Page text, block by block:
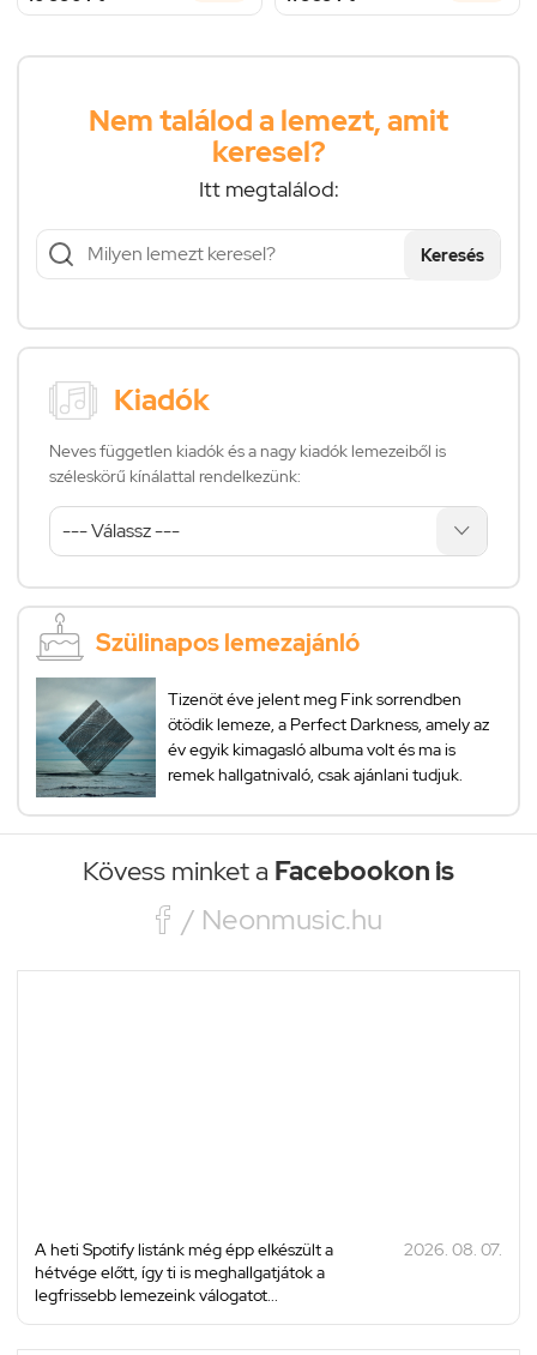
Nem találod a lemezt, amit
keresel?
Itt megtalálod:
Keresés
Kiadók
Neves független kiadók és a nagy kiadók lemezeiből is
széleskörű kínálattal rendelkezünk:
Szülinapos lemezajánló
Tizenöt éve jelent meg Fink sorrendben
ötödik lemeze, a Perfect Darkness, amely az
év egyik kimagasló albuma volt és ma is
remek hallgatnivaló, csak ajánlani tudjuk.
Kövess minket a Facebookon is
 / Neonmusic.hu
A heti Spotify listánk még épp elkészült a
hétvége előtt, így ti is meghallgatjátok a
legfrissebb lemezeink válogatot...
2026. 08. 07.